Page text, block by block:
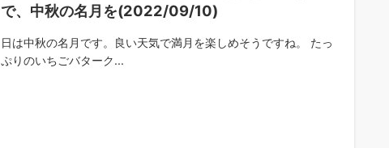
で、中秋の名月を(2022/09/10)
日は中秋の名月です。良い天気で満月を楽しめそうですね。 たっ
ぷりのいちごバターク...